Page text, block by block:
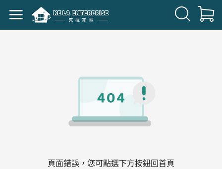
頁面錯誤，您可點選下方按鈕回首頁